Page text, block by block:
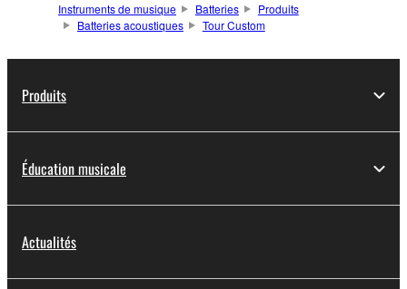
Instruments de musique Batteries
Produits
Batteries acoustiques
Tour Custom
Produits
Éducation musicale
Actualités